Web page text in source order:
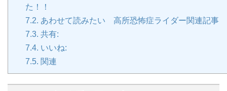
た！！
7.2. あわせて読みたい 高所恐怖症ライダー関連記事
7.3. 共有:
7.4. いいね:
7.5. 関連